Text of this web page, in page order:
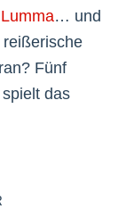
… und
Fünf
das